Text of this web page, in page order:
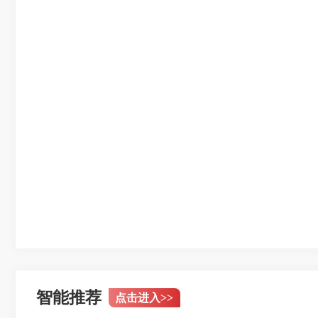
智能推荐 点击进入>>